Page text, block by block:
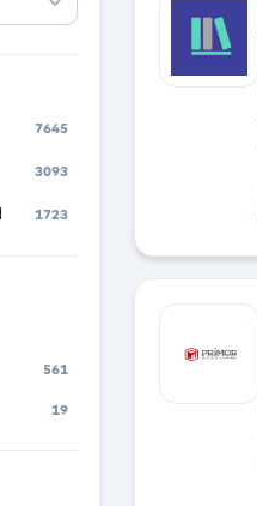
7645
3093
1723
561
19